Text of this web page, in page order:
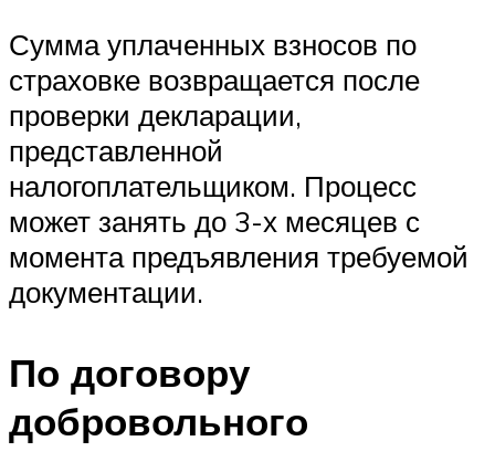
Сумма уплаченных взносов по
страховке возвращается после
проверки декларации,
представленной
налогоплательщиком. Процесс
может занять до 3-х месяцев с
момента предъявления требуемой
документации.
По договору
добровольного